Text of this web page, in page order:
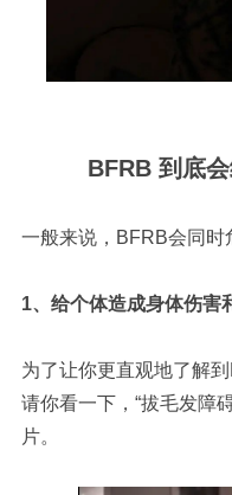
BFRB 到底
一般来说，BFRB会同时
1、给个体造成身体伤害
为了让你更直观地了解
请你看一下，“拔毛发障
片。